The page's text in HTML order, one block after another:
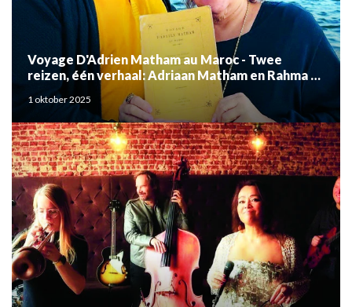
Voyage D'Adrien Matham au Maroc - Twee
reizen, één verhaal: Adriaan Matham en Rahma el
Mouden
1 oktober 2025